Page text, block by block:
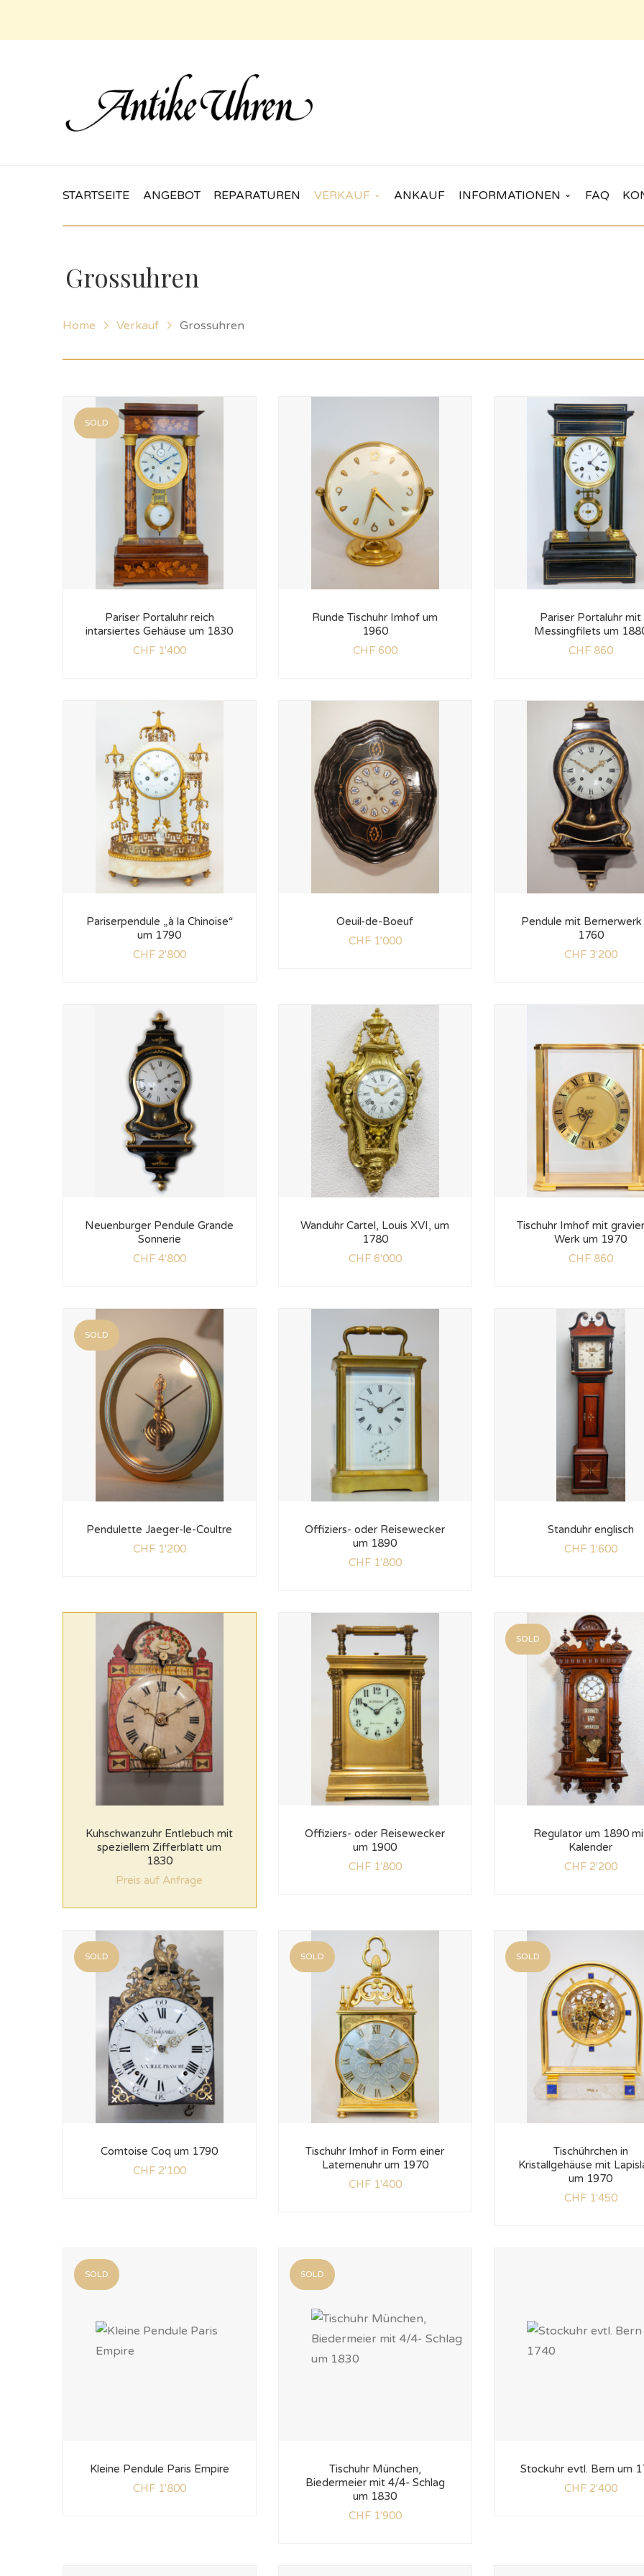
STARTSEITE ANGEBOT REPARATUREN VERKAUF ANKAUF INFORMATIONEN FAQ
Grossuhren
Home Verkauf Grossuhren
SOLD
Pariser Portaluhr reich
intarsiertes Gehäuse um 1830
CHF1'400
Runde Tischuhr Imhof um
1960
CHF600
Pariser Portaluhr mit
Messingfilets um
CHF860
Pariserpendule „à la Chinoise“
um 1790
CHF2'800
Oeuil-de-Boeuf
CHF1'000
Pendule mit Bernerwerk
1760
CHF3'200
Neuenburger Pendule Grande
Sonnerie
CHF4'800
Wanduhr Cartel, Louis XVI, um
1780
CHF6'000
Tischuhr Imhof mit
Werk um 1970
CHF860
SOLD
Pendulette Jaeger-le-Coultre
CHF1'200
Offiziers- oder Reisewecker
um 1890
CHF1'800
Standuhr englisch
CHF1'600
Kuhschwanzuhr Entlebuch mit
speziellem Zifferblatt um
1830
Preis auf Anfrage
Offiziers- oder Reisewecker
um 1900
CHF1'800
SOLD
Regulator um 1890
Kalender
CHF2'200
SOLD
Comtoise Coq um 1790
CHF2'100
SOLD
Tischuhr Imhof in Form einer
Laternenuhr um 1970
CHF1'400
SOLD
Tischührchen in
Kristallgehäuse mit
um 1970
CHF1'450
SOLD
Kleine Pendule Paris Empire
CHF1'800
SOLD
Tischuhr München,
Biedermeier mit 4/4- Schlag
um 1830
CHF1'900
Stockuhr evtl. Bern um
CHF2'400